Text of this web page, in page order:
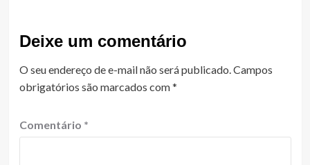
Deixe um comentário
O seu endereço de e-mail não será publicado. Campos
obrigatórios são marcados com*
Comentário *